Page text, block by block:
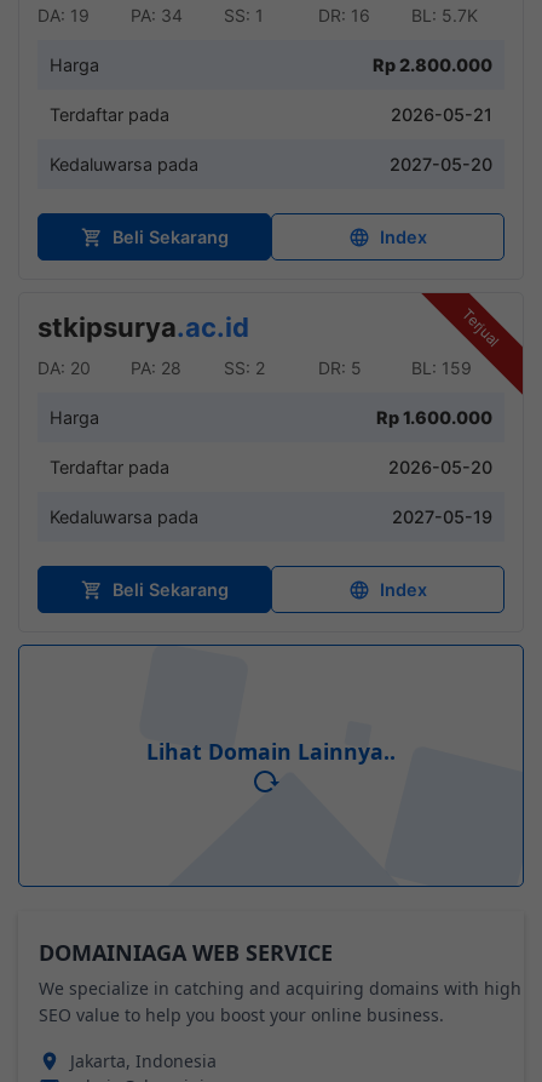
DA: 19 PA: 34 SS: 1 DR: 16 BL: 5.7K
Harga Rp 2.800.000
Terdaftar pada 2026-05-21
Kedaluwarsa pada 2027-05-20
Beli Sekarang Index
Terjual
stkipsurya.ac.id
DA: 20 PA: 28 SS: 2 DR: 5 BL: 159
Harga Rp 1.600.000
Terdaftar pada 2026-05-20
Kedaluwarsa pada 2027-05-19
Beli Sekarang Index
Lihat Domain Lainnya..
DOMAINIAGA WEB SERVICE
We specialize in catching and acquiring domains with high
SEO value to help you boost your online business.
Jakarta, Indonesia